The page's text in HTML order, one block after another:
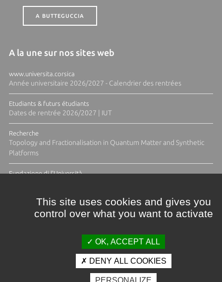
A BUTTEGUCCIA
A la une sur nos sites web
www.universita.corsica
Année universitaire 2026/2027 - Calendrier des rentrées
Etudiants & futurs étudiants
Dates de rentrée 2026/2027 | IUT
Recherche
Topology and Fractionalisation in Quantum Matter and Synthetic
Platforms
Fundazione di l'Università
Crédits et mentions légales
This site uses cookies and gives you
control over what you want to activate
OK, ACCEPT ALL
DENY ALL COOKIES
PERSONALIZE